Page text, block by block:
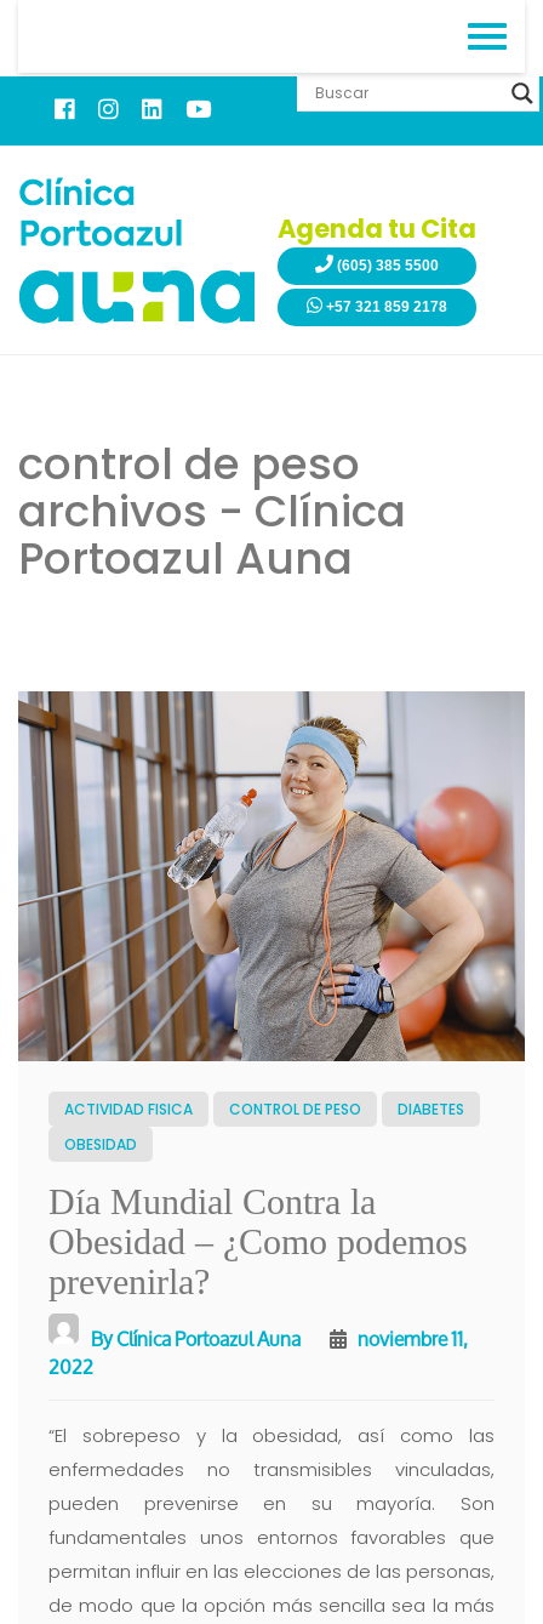
Agenda tu Cita
(605) 385 5500
+57 321 859 2178
control de peso
archivos - Clínica
Portoazul Auna
ACTIVIDAD FISICA CONTROL DE PESO
DIABETES
OBESIDAD
Día Mundial Contra la
Obesidad – ¿Como podemos
prevenirla?
ByClínica Portoazul Auna noviembre 11,
2022
“El sobrepeso y la obesidad, así como las
enfermedades no transmisibles vinculadas,
pueden prevenirse en su mayoría. Son
fundamentales unos entornos favorables que
permitan influir en las elecciones de las personas,
de modo que la opción más sencilla sea la más